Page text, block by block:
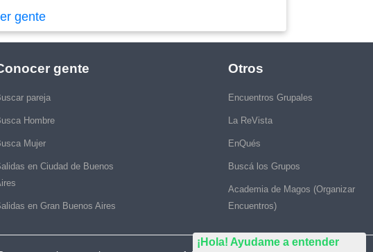
¡Hola! Ayudame a entender
gente
gente
pareja
Hombre
Mujer
en Ciudad de Buenos
en Gran Buenos Aires
Otros
Encuentros Grupales
La ReVista
EnQués
Buscá los Grupos
Academia de Magos (Organizar
Encuentros)